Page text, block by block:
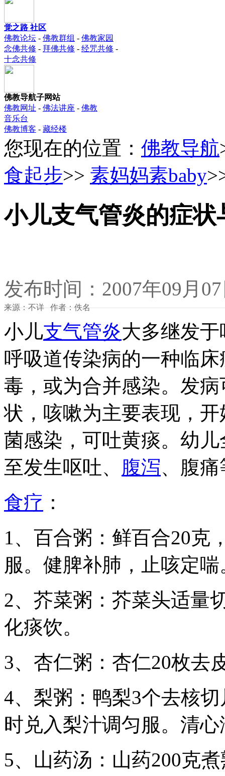
觉之路 社区
佛教论坛 - 佛教群组 - 佛教家园
念佛共修 - 拜佛共修 - 经咒共修 -
十念共修
佛教导航子网站
佛教网址 - 佛法讲座 - 佛教
音乐台
佛教博客 - 藏经楼
您现在的位置： 佛教导航
食起步>> 素妈妈素baby
小儿支气管炎的症状
发布时间：2007年09月
来源：不详 作者：佚名
小儿支气管炎大多继发
呼吸道传染病的一种临
毒，或为合并感染。发
状，咳嗽为主要表现，
菌感染，可吐黄痰。幼
至发生呕吐、 腹泻、腹
食疗 ：
1、百合粥：鲜百合20克
服。健脾补肺，止咳定喘
2、芥菜粥：芥菜头适量
化痰饮。
3、杏仁粥：杏仁20枚去
4、梨粥：鸭梨3个去核
时兑入梨汁调匀服。清
5、山药汤：山药200克